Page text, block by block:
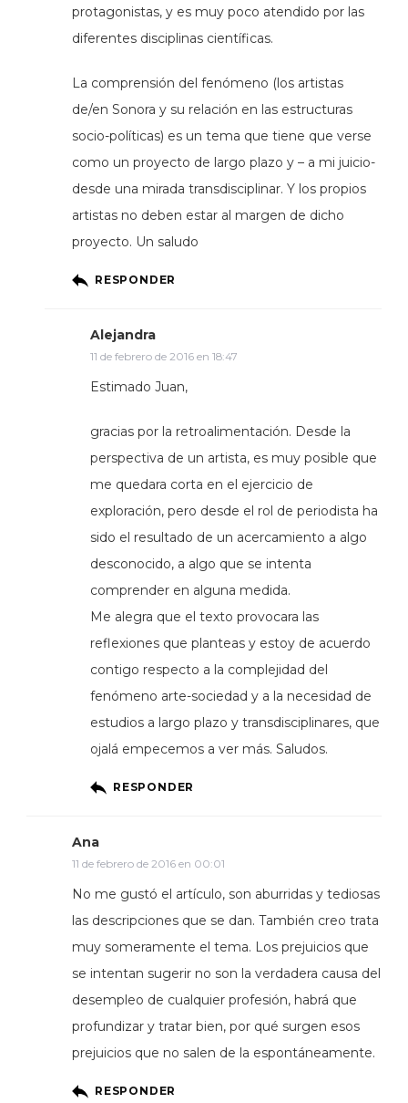
protagonistas, y es muy poco atendido por las
diferentes disciplinas científicas.
La comprensión del fenómeno (los artistas
de/en Sonora y su relación en las estructuras
socio-políticas) es un tema que tiene que verse
como un proyecto de largo plazo y – a mi juicio-
desde una mirada transdisciplinar. Y los propios
artistas no deben estar al margen de dicho
proyecto. Un saludo
RESPONDER
Alejandra
11 de febrero de 2016 en 18:47
Estimado Juan,
gracias por la retroalimentación. Desde la
perspectiva de un artista, es muy posible que
me quedara corta en el ejercicio de
exploración, pero desde el rol de periodista ha
sido el resultado de un acercamiento a algo
desconocido, a algo que se intenta
comprender en alguna medida.
Me alegra que el texto provocara las
reflexiones que planteas y estoy de acuerdo
contigo respecto a la complejidad del
fenómeno arte-sociedad y a la necesidad de
estudios a largo plazo y transdisciplinares, que
ojalá empecemos a ver más. Saludos.
RESPONDER
Ana
11 de febrero de 2016 en 00:01
No me gustó el artículo, son aburridas y tediosas
las descripciones que se dan. También creo trata
muy someramente el tema. Los prejuicios que
se intentan sugerir no son la verdadera causa del
desempleo de cualquier profesión, habrá que
profundizar y tratar bien, por qué surgen esos
prejuicios que no salen de la espontáneamente.
RESPONDER